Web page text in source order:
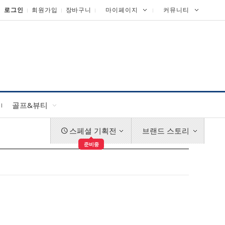
로그인 회원가입 장바구니 마이페이지 커뮤니티
골프&뷰티
스페셜 기획전
준비중
브랜드 스토리